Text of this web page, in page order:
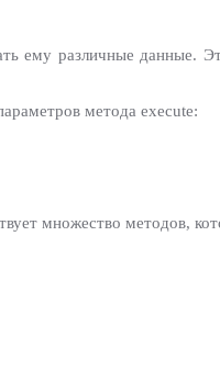
ему различные данные.
метода execute:
множество методов,